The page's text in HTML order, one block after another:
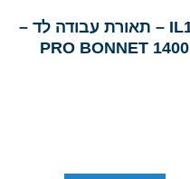
IL104 – תאורת עבודה לד –
PRO BONNET 1400